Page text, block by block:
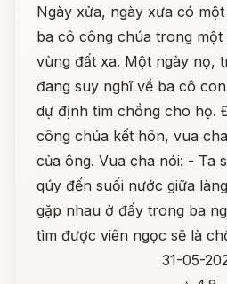
Ngày xửa, ngày xưa có
ba cô công chúa trong
vùng đất xa. Một ngày nọ,
đang suy nghĩ về ba cô
dự định tìm chồng cho họ.
công chúa kết hôn, vua
của ông. Vua cha nói: - Ta
qúy đến suối nước giữa
gặp nhau ở đấy trong ba
tìm được viên ngọc sẽ là
31-05-